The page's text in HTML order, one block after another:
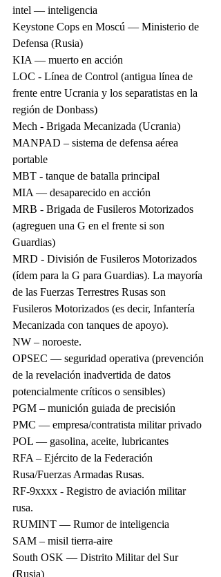
intel — inteligencia
Keystone Cops en Moscú — Ministerio de
Defensa (Rusia)
KIA — muerto en acción
LOC - Línea de Control (antigua línea de
frente entre Ucrania y los separatistas en la
región de Donbass)
Mech - Brigada Mecanizada (Ucrania)
MANPAD – sistema de defensa aérea
portable
MBT - tanque de batalla principal
MIA — desaparecido en acción
MRB - Brigada de Fusileros Motorizados
(agreguen una G en el frente si son
Guardias)
MRD - División de Fusileros Motorizados
(ídem para la G para Guardias). La mayoría
de las Fuerzas Terrestres Rusas son
Fusileros Motorizados (es decir, Infantería
Mecanizada con tanques de apoyo).
NW – noroeste.
OPSEC — seguridad operativa (prevención
de la revelación inadvertida de datos
potencialmente críticos o sensibles)
PGM – munición guiada de precisión
PMC — empresa/contratista militar privado
POL — gasolina, aceite, lubricantes
RFA – Ejército de la Federación
Rusa/Fuerzas Armadas Rusas.
RF-9xxxx - Registro de aviación militar
rusa.
RUMINT — Rumor de inteligencia
SAM – misil tierra-aire
South OSK — Distrito Militar del Sur
(Rusia)